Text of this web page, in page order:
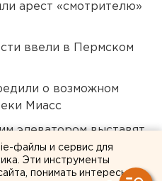
арест «смотрителю»
ввели в Пермском
о возможном
Миасс
элеватором выставят
году
центре Оренбурга
файлы и сервис для
Эти инструменты
понимать интересы